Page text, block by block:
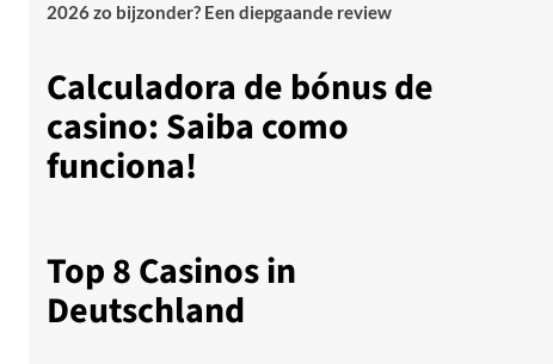
2026 zo bijzonder? Een diepgaande review
Calculadora de bónus de
casino: Saiba como
funciona!
Top 8 Casinos in
Deutschland